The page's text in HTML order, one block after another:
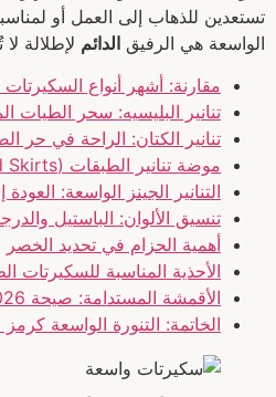
تستعدين للذهاب إلى العمل أو
الواسعة هي الرفيق الدائم لإطلالة
مقارنة: أشهر أنواع السكيرتات
تنانير البليسيه: سحر الطيات
تنانير الكتان: الراحة في حر
موضة تنانير الطبقات (Tiered Skirts)
التنانير الجينز الواسعة:
تنسيق الألوان: الباستيل
أهمية الحزام في تحديد الخصر
الأحذية المناسبة للسكيرتات
الأقمشة المستدامة: صيحة 2026 الجديدة
الخاتمة: التنورة الواسعة كرمز